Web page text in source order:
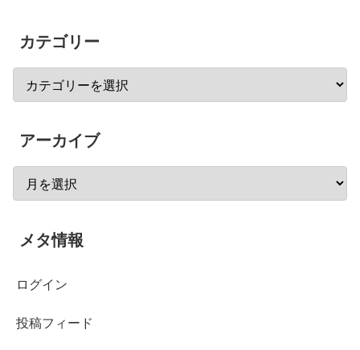
カテゴリー
アーカイブ
メタ情報
ログイン
投稿フィード